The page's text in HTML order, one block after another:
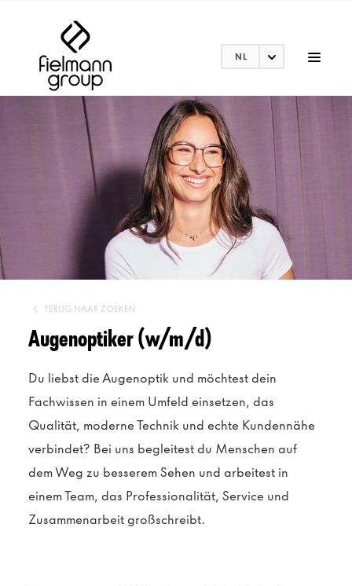
NL
TERUG NAAR ZOEKEN
Augenoptiker (w/m/d)
Du liebst die Augenoptik und möchtest dein
Fachwissen in einem Umfeld einsetzen, das
Qualität, moderne Technik und echte Kundennähe
verbindet? Bei uns begleitest du Menschen auf
dem Weg zu besserem Sehen und arbeitest in
einem Team, das Professionalität, Service und
Zusammenarbeit großschreibt.